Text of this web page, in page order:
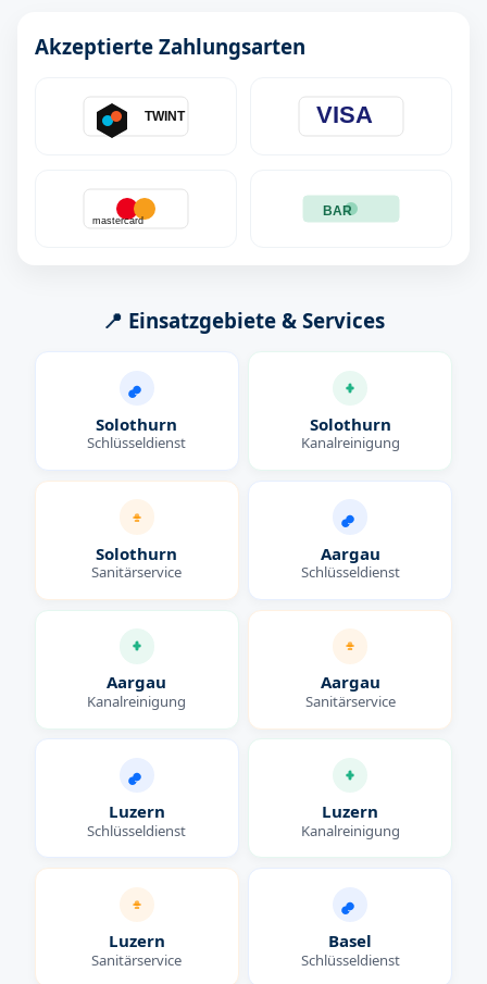
Akzeptierte Zahlungsarten
TWINT VISA
mastercard
BAR
📍 Einsatzgebiete & Services
Solothurn
Schlüsseldienst
Solothurn
Kanalreinigung
Solothurn
Sanitärservice
Aargau
Schlüsseldienst
Aargau
Kanalreinigung
Aargau
Sanitärservice
Luzern
Schlüsseldienst
Luzern
Kanalreinigung
Luzern
Sanitärservice
Basel
Schlüsseldienst